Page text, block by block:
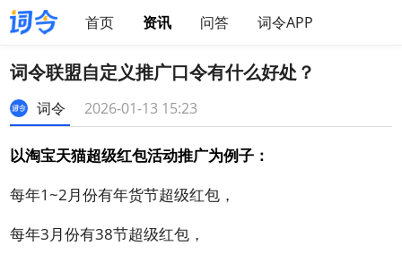
首页 资讯 问答 词令APP
词令联盟自定义推广口令有什么好处？
词令 2026-01-13 15:23
以淘宝天猫超级红包活动推广为例子：
每年1~2月份有年货节超级红包，
每年3月份有38节超级红包，